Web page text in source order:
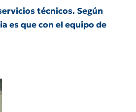
técnicos. Según
es que con el equipo de